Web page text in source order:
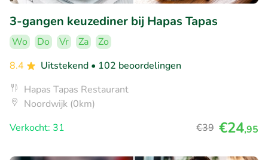
3-gangen keuzediner bij Hapas Tapas
Wo Do Vr Za
Zo
8.4
Uitstekend • 102 beoordelingen
Hapas Tapas Restaurant
Noordwijk (0km)
Verkocht: 31
€39 €24,95